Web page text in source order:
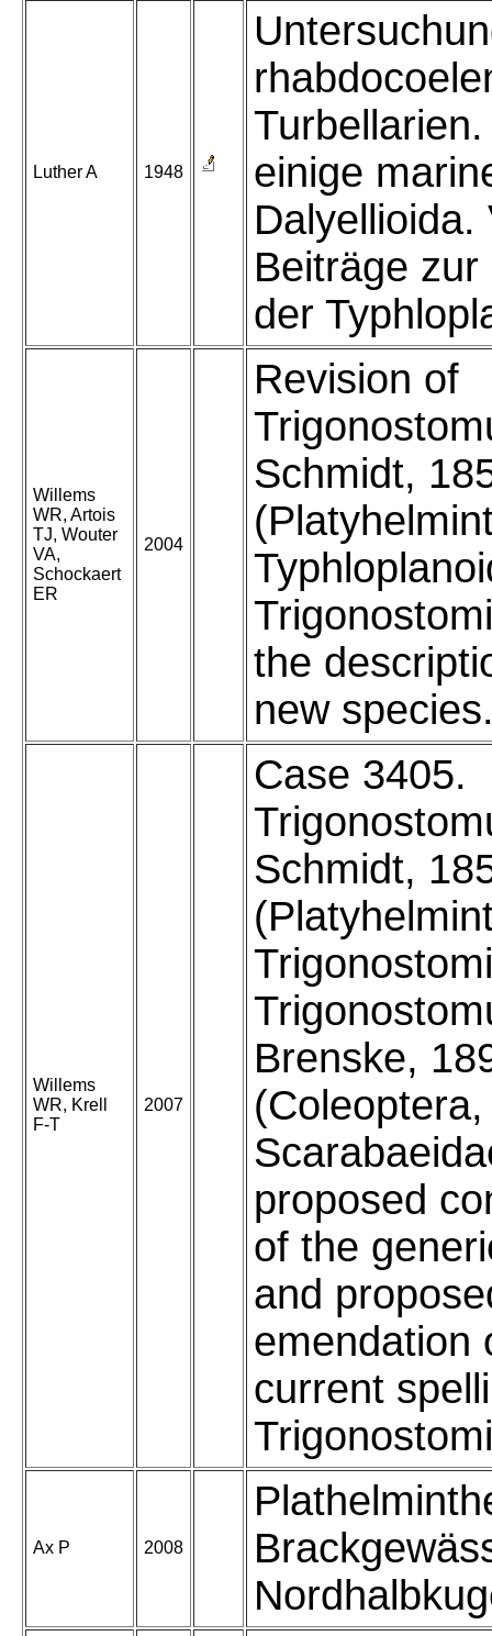
Luther A 1948
einige
Dalyellioida.
Beiträge
der
Willems
WR, Artois
TJ, Wouter
VA,
Schockaert
ER
2004
Revision of
Schmidt,
the
new
Willems
WR, Krell
F-T
2007
Case 3405.
Schmidt,
Brenske,
(Coleoptera,
proposed
of the
and
emendation
current
Ax P 2008